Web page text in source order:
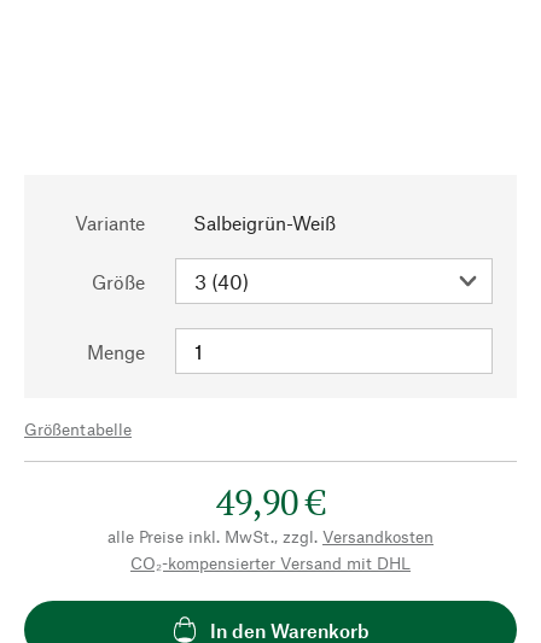
Variante Salbeigrün-Weiß
Größe
Menge
Größentabelle
49,90 €
alle Preise inkl. MwSt., zzgl. Versandkosten
CO₂-kompensierter Versand mit DHL
In den Warenkorb